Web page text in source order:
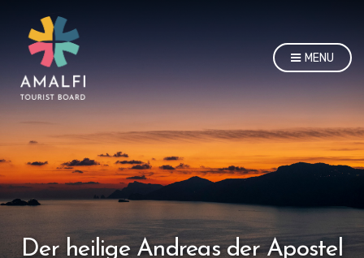
MENU
Der heilige Andreas der Apostel